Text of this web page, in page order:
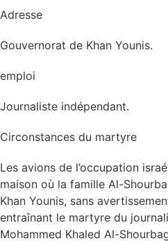
Adresse
Gouvernorat de Khan Younis.
emploi
Journaliste indépendant.
Circonstances du martyre
Les avions de l’occupation
maison où la famille Al-
Khan Younis, sans
entraînant le martyre du
Mohammed Khaled Al-